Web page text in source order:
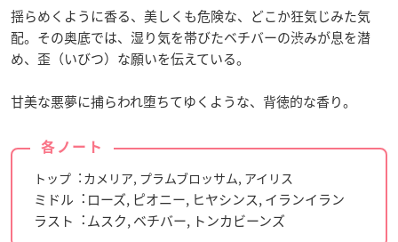
揺らめくように香る、美しくも危険な、どこか狂気じみた気
配。その奥底では、湿り気を帯びたベチバーの渋みが息を潜
め、歪（いびつ）な願いを伝えている。
甘美な悪夢に捕らわれ堕ちてゆくような、背徳的な香り。
各ノート
トップ︓カメリア, プラムブロッサム, アイリス
ミドル︓ローズ, ピオニー, ヒヤシンス, イランイラン
ラスト︓ムスク, ベチバー, トンカビーンズ